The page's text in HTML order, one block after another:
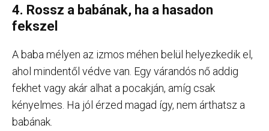
4. Rossz a babának, ha a hasadon
fekszel
A baba mélyen az izmos méhen belül helyezkedik el,
ahol mindentől védve van. Egy várandós nő addig
fekhet vagy akár alhat a pocakján, amíg csak
kényelmes. Ha jól érzed magad így, nem árthatsz a
babának.